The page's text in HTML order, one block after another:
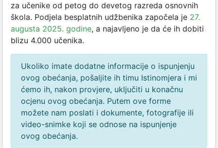
za učenike od petog do devetog razreda osnovnih
škola. Podjela besplatnih udžbenika započela je 27.
augusta 2025. godine, a najavljeno je da će ih dobiti
blizu 4.000 učenika.
Ukoliko imate dodatne informacije o ispunjenju
ovog obećanja, pošaljite ih timu Istinomjera i mi
ćemo ih, nakon provjere, uključiti u konačnu
ocjenu ovog obećanja. Putem ove forme
možete nam poslati i dokumente, fotografije ili
video-snimke koji se odnose na ispunjenje
ovog obećanja.